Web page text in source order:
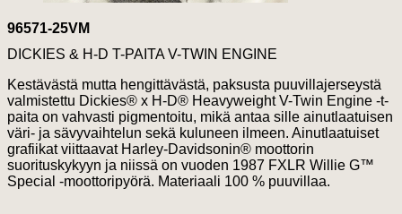
96571-25VM
DICKIES & H-D T-PAITA V-TWIN ENGINE
Kestävästä mutta hengittävästä, paksusta puuvillajerseystä
valmistettu Dickies® x H-D® Heavyweight V-Twin Engine -t-
paita on vahvasti pigmentoitu, mikä antaa sille ainutlaatuisen
väri- ja sävyvaihtelun sekä kuluneen ilmeen. Ainutlaatuiset
grafiikat viittaavat Harley-Davidsonin® moottorin
suorituskykyyn ja niissä on vuoden 1987 FXLR Willie G™
Special -moottoripyörä. Materiaali 100 % puuvillaa.